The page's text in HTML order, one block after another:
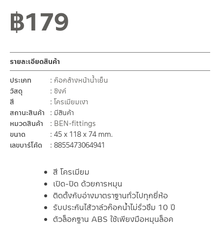
฿179
สี โครเมียม
เปิด-ปิด ด้วยการหมุน
ติดตั้งกับอ่างมาตราฐานทั่วไปทุกยี่ห้อ
รับประกันไส้วาล์วก๊อกน้ำไม่รั่วซึม 10 ปี
ตัวล็อกฐาน ABS ใช้เพียงมือหมุนล็อค
รายละเอียดสินค้า
ประเภท
ก๊อกล้างหน้าน้ำเย็น
วัสดุ
ซิงค์
สี
โครเมียมเงา
สถานะสินค้า
มีสินค้า
หมวดสินค้า
BEN-fittings
ขนาด
45 x 118 x 74 mm.
เลขบาร์โค้ด
8855473064941